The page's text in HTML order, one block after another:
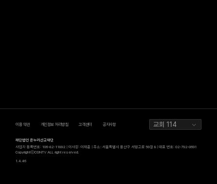
이용 약관 개인정보 처리방침 고객센터 공지사항 교회 114
재단법인 온누리선교재단
사업자 등록번호: 106-82-11892 | 이사장: 이재훈 | 주소: 서울특별시 용산구 서빙고로 59길 8 | 대표 번호: 02-792-0691
CopyrightⓒCGNTV ALL right reserved.
1.4.46